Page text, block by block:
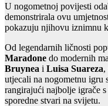
U nogometnoj povijesti
demonstrirala ovu
pokazuju njihovu iznimnu
Od legendarnih ličnosti
Maradone do modernih
Bruynea i Luisa Suareza,
utjecali na nogometnu
rangirajući najbolje igrače
sporedne stvari na svijetu.